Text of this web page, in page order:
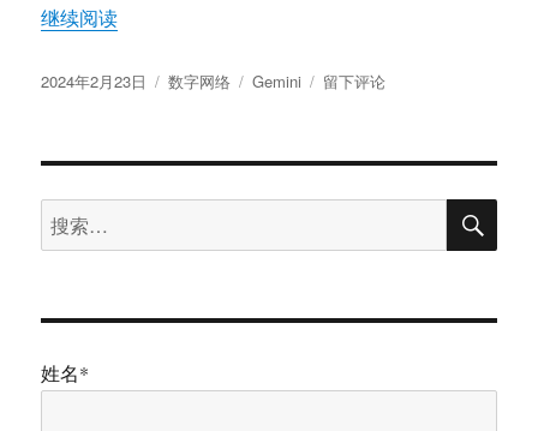
继续阅读“Google 人工智能模型Gemini使用感受”
发
2024年2月23日
分
数字网络
标
Gemini
于
工
能
型
留下评论
搜
索：
搜
姓名*